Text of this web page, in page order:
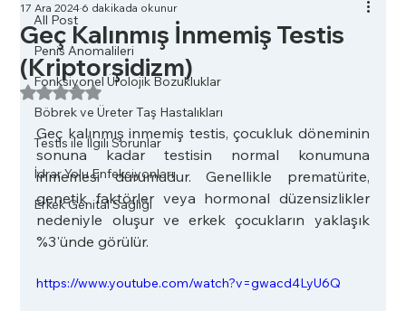
All Post
Penis Anomalileri
Fonksiyonel Ürolojik Bozukluklar
Böbrek ve Üreter Taş Hastalıkları
Testis ile İlgili Sorunlar
İdrar Yolu Enfeksiyonları
Erkek Genital Sağlığı
Geç Kalınmış İnmemiş Testis
(Kriptorşidizm)
17 Ara 20246 dakikada okunur
5 üzerinden NaN yıldız
Geç kalınmış inmemiş testis, çocukluk döneminin
sonuna kadar testisin normal konumuna
inmemesi durumudur. Genellikle prematürite,
genetik faktörler veya hormonal düzensizlikler
nedeniyle oluşur ve erkek çocukların yaklaşık
%3'ünde görülür.
https://www.youtube.com/watch?v=gwacd4LyU6Q